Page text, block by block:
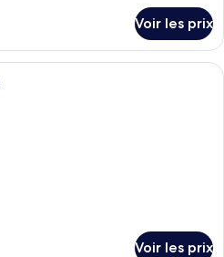
Voir les prix
Une chambre d’hôtel avec un
Voir les prix